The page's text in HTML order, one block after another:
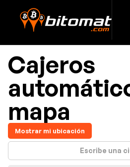
Cajeros
mapa
Mostrar mi ubicación